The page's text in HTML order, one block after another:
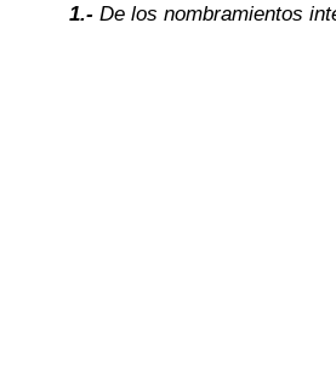
1.- De los nombramientos